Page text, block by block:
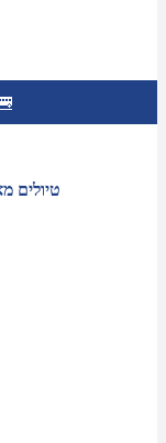
טיולים
טיולים